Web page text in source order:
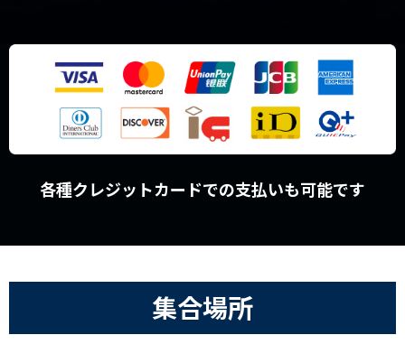
各種クレジットカードでの支払いも可能です
集合場所